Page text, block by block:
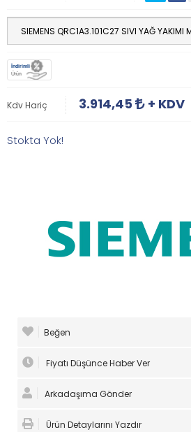
İndirimli
Ürün
Kdv Hariç 3.914,45 + KDV
Stokta Yok!
Beğen
Fiyatı Düşünce Haber Ver
Arkadaşıma Gönder
Ürün Detaylarını Yazdır